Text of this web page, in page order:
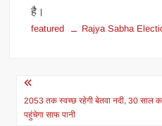
है।
featured Rajya Sabha
Post
navigation
2053 तक स्वच्छ रहेगी बेतवा नदी, 30 साल
पहुंचेगा साफ पानी